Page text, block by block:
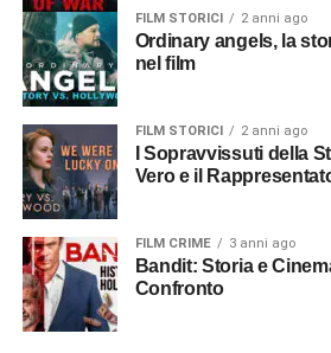
FILM STORICI 2 anni ago
Ordinary angels, la storia vera e gli errori
nel film
FILM STORICI 2 anni ago
Vero e il
FILM CRIME 3 anni ago
Bandit: Storia e Cinematografia a
Confronto